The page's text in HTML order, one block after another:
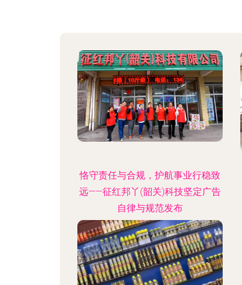
恪守责任与合规，护航事业行稳致
远——征红邦丫(韶关)科技坚定广告
自律与规范发布